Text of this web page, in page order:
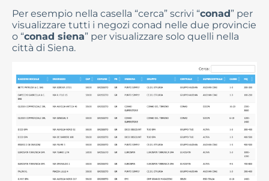
Per esempio nella casella “cerca” scrivi “conad” per
visualizzare tutti i negozi conad nelle due provincie
o “conad siena” per visualizzare solo quelli nella
città di Siena.